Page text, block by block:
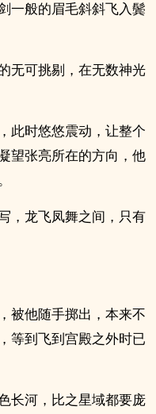
一般的眉毛斜斜飞入鬓
无可挑剔，在无数神光
此时悠悠震动，让整个
望张亮所在的方向，他
，龙飞凤舞之间，只有
被他随手掷出，本来不
等到飞到宫殿之外时已
长河，比之星域都要庞